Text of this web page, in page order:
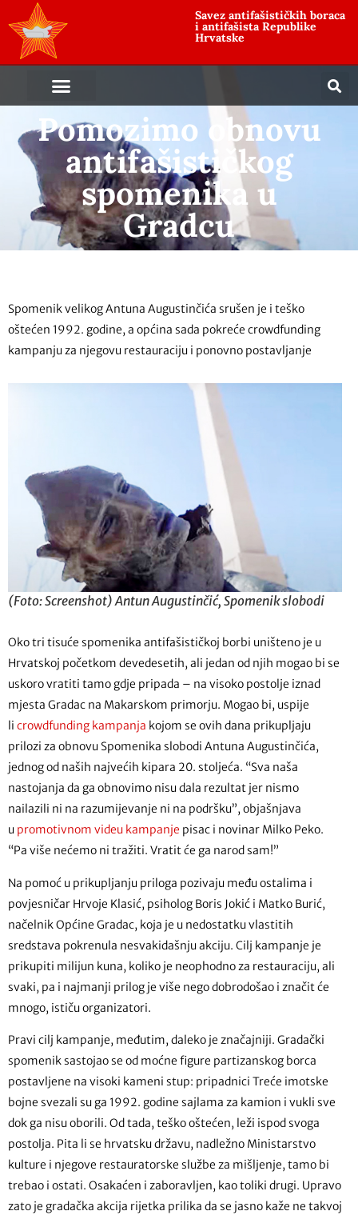
Savez antifašističkih boraca
i antifašista Republike
Hrvatske
Pomozimo obnovu
antifašističkog
spomenika u
Gradcu
Spomenik velikog Antuna Augustinčića srušen je i teško
oštećen 1992. godine, a općina sada pokreće crowdfunding
kampanju za njegovu restauraciju i ponovno postavljanje
(Foto: Screenshot) Antun Augustinčić, Spomenik slobodi
Oko tri tisuće spomenika antifašističkoj borbi uništeno je u
Hrvatskoj početkom devedesetih, ali jedan od njih mogao bi se
uskoro vratiti tamo gdje pripada – na visoko postolje iznad
mjesta Gradac na Makarskom primorju. Mogao bi, uspije
li crowdfunding kampanja kojom se ovih dana prikupljaju
prilozi za obnovu Spomenika slobodi Antuna Augustinčića,
jednog od naših najvećih kipara 20. stoljeća. “Sva naša
nastojanja da ga obnovimo nisu dala rezultat jer nismo
nailazili ni na razumijevanje ni na podršku”, objašnjava
u promotivnom videu kampanje pisac i novinar Milko Peko.
“Pa više nećemo ni tražiti. Vratit će ga narod sam!”
Na pomoć u prikupljanju priloga pozivaju među ostalima i
povjesničar Hrvoje Klasić, psiholog Boris Jokić i Matko Burić,
načelnik Općine Gradac, koja je u nedostatku vlastitih
sredstava pokrenula nesvakidašnju akciju. Cilj kampanje je
prikupiti milijun kuna, koliko je neophodno za restauraciju, ali
svaki, pa i najmanji prilog je više nego dobrodošao i značit će
mnogo, ističu organizatori.
Pravi cilj kampanje, međutim, daleko je značajniji. Gradački
spomenik sastojao se od moćne figure partizanskog borca
postavljene na visoki kameni stup: pripadnici Treće imotske
bojne svezali su ga 1992. godine sajlama za kamion i vukli sve
dok ga nisu oborili. Od tada, teško oštećen, leži ispod svoga
postolja. Pita li se hrvatsku državu, nadležno Ministarstvo
kulture i njegove restauratorske službe za mišljenje, tamo bi
trebao i ostati. Osakaćen i zaboravljen, kao toliki drugi. Upravo
zato je gradačka akcija rijetka prilika da se jasno kaže ne takvoj